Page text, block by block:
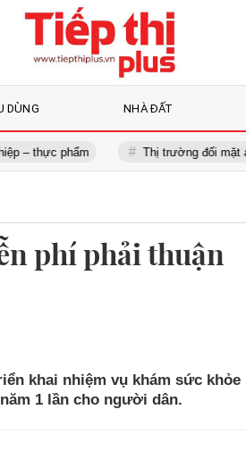
DÙNG NHÀ ĐẤT
phẩm Thị trường đối mặt áp lực
phí phải thuận
khai nhiệm vụ khám sức khỏe
1 lần cho người dân.